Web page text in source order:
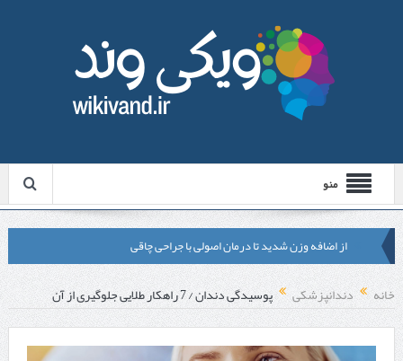
منو
از اضافه وزن شدید تا درمان اصولی با جراحی چاقی
لیزر موهای زائد شاتی یا رولی؟ مقایسه لیزرهای واقعی با شبه‌ لیزر در
مشهد
قبل از تماس با تعمیرکار ماشین ظرفشویی وستینگهاوس این موارد را
خانه دندانپزشکی پوسیدگی دندان / 7 راهکار طلایی جلوگیری از آن